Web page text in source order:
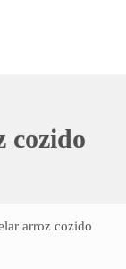
cozido
arroz cozido